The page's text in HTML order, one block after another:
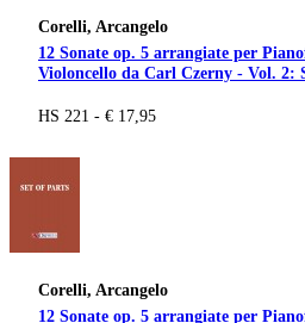
Corelli, Arcangelo
12 Sonate op. 5 arrangiate per
Violoncello da Carl Czerny - Vol. 2:
HS 221 - € 17,95
Corelli, Arcangelo
12 Sonate op. 5 arrangiate per